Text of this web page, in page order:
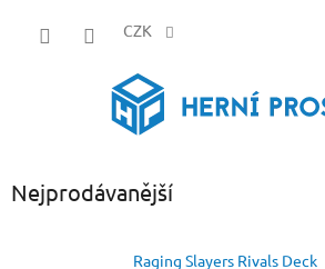
CZK
Nejprodávanější
Raging Slayers Rivals Deck